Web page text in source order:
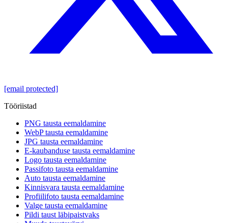
[email protected]
Tööriistad
PNG tausta eemaldamine
WebP tausta eemaldamine
JPG tausta eemaldamine
E-kaubanduse tausta eemaldamine
Logo tausta eemaldamine
Passifoto tausta eemaldamine
Auto tausta eemaldamine
Kinnisvara tausta eemaldamine
Profiilifoto tausta eemaldamine
Valge tausta eemaldamine
Pildi taust läbipaistvaks